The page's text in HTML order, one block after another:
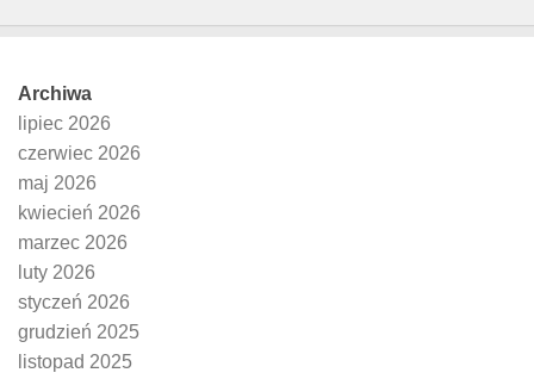
Archiwa
lipiec 2026
czerwiec 2026
maj 2026
kwiecień 2026
marzec 2026
luty 2026
styczeń 2026
grudzień 2025
listopad 2025